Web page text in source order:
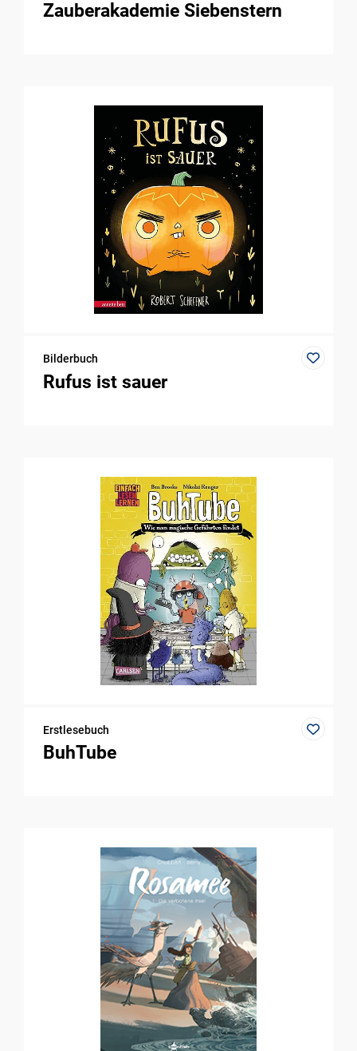
Zauberakademie Siebenstern
Bilderbuch
Rufus ist sauer
Erstlesebuch
BuhTube